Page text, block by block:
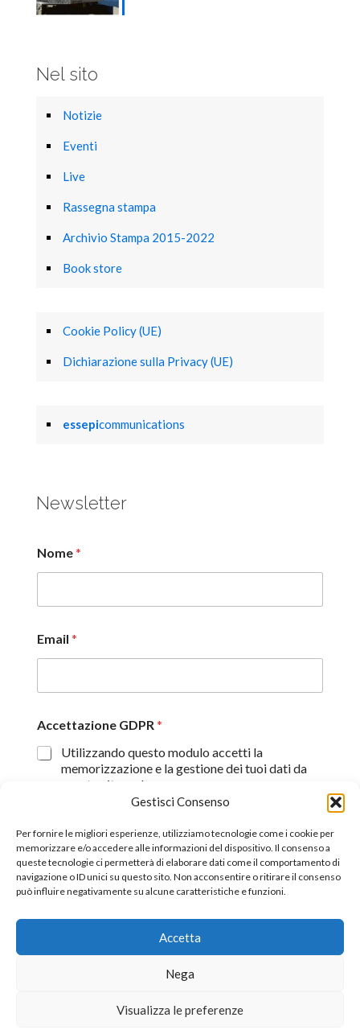
Gestisci Consenso
Per fornire le migliori esperienze, utilizziamo tecnologie come i cookie per
memorizzare e/o accedere alle informazioni del dispositivo. Il consenso a
queste tecnologie ci permetterà di elaborare dati come il comportamento di
navigazione o ID unici su questo sito. Non acconsentire o ritirare il consenso
può influire negativamente su alcune caratteristiche e funzioni.
Accetta
Nega
Visualizza le preferenze
Nel sito
Notizie
Eventi
Live
Rassegna stampa
Archivio Stampa 2015-2022
Book store
Cookie Policy (UE)
Dichiarazione sulla Privacy (UE)
essepicommunications
Newsletter
Nome*
Email *
Accettazione GDPR*
Utilizzando questo modulo accetti la
memorizzazione e la gestione dei tuoi dati da
questo sito web.
Proseguendo, dichiaro di aver preso visione
Invia
©2026 All Rights Reserverd.
Nazionale dei Giornalisti tessera n° 170656